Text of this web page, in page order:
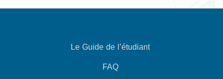
Le Guide de l’étudiant
FAQ